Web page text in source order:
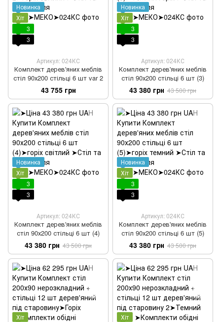
Новинка
Хіт
3
3
Артикул: 024КС
Комплект дерев'яних меблів
стіл 90х200 стільці 6 шт var 2
43 755 грн
Новинка
Хіт
3
3
Артикул: 024КС
Комплект дерев'яних меблів
стіл 90х200 стільці 6 шт (3)
43 380 грн 43 500 грн
Новинка
Хіт
3
3
Артикул: 024КС
Комплект дерев'яних меблів
стіл 90х200 стільці 6 шт (4)
43 380 грн 43 500 грн
Новинка
Хіт
3
3
Артикул: 024КС
Комплект дерев'яних меблів
стіл 90х200 стільці 6 шт (5)
43 380 грн 43 500 грн
Хіт
Хіт